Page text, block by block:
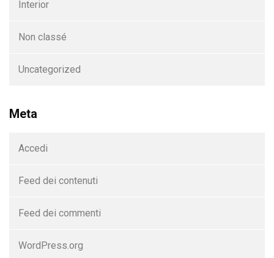
Interior
Non classé
Uncategorized
Meta
Accedi
Feed dei contenuti
Feed dei commenti
WordPress.org